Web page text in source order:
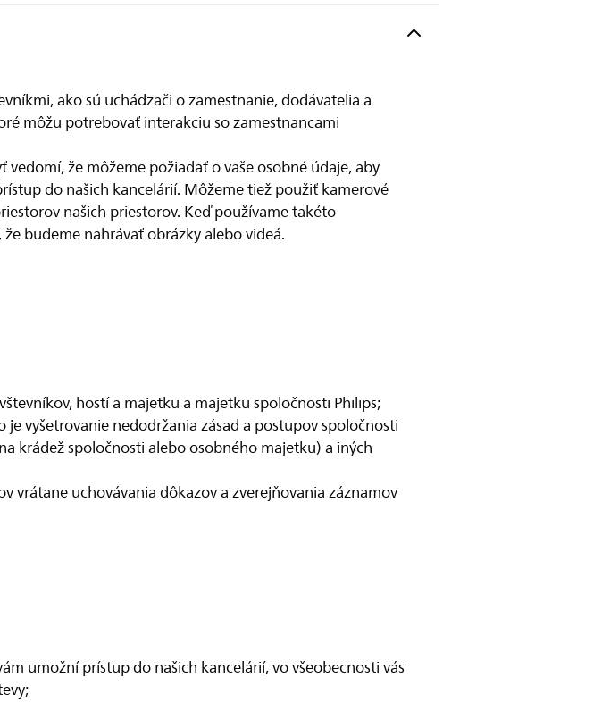
ako sú uchádzači o zamestnanie, dodávatelia a
môžu potrebovať interakciu so zamestnancami
že môžeme požiadať o vaše osobné údaje, aby
do našich kancelárií. Môžeme tiež použiť kamerové
našich priestorov. Keď používame takéto
budeme nahrávať obrázky alebo videá.
hostí a majetku a majetku spoločnosti Philips;
vyšetrovanie nedodržania zásad a postupov spoločnosti
krádež spoločnosti alebo osobného majetku) a iných
uchovávania dôkazov a zverejňovania záznamov
umožní prístup do našich kancelárií, vo všeobecnosti vás